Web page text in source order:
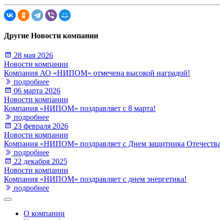
Другие Новости компании
28 мая 2026
Новости компании
Компания АО «НИПОМ» отмечена высокой наградой!
подробнее
06 марта 2026
Новости компании
Компания «НИПОМ» поздравляет с 8 марта!
подробнее
23 февраля 2026
Новости компании
Компания «НИПОМ» поздравляет с Днем защитника
подробнее
22 декабря 2025
Новости компании
Компания «НИПОМ» поздравляет с днем энергетика!
подробнее
О компании